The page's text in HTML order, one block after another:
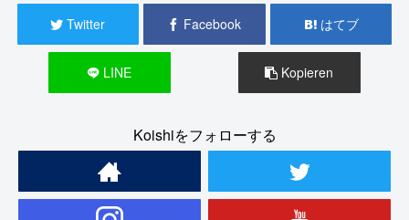
Twitter Facebook はてブ
LINE Kopieren
Koishiをフォローする